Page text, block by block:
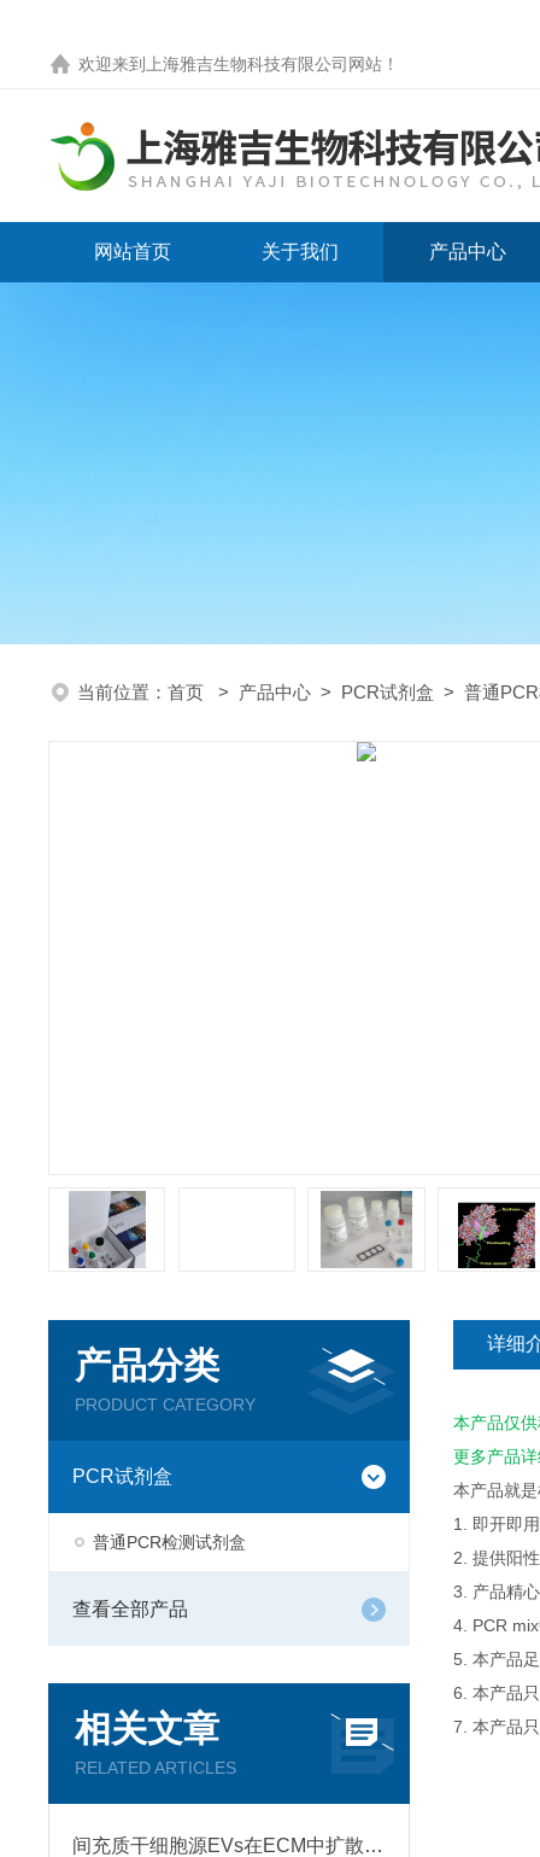
欢迎来到 上海雅吉生物科技有限公司网站 ！
网站首页 关于我们 产品中心
当前位置： 首页 > 产品中心 > PCR试剂盒 > 普通
产品分类
PRODUCT CATEGORY
PCR试剂盒
普通PCR检测试剂盒
查看全部产品
相关文章
RELATED ARTICLES
间充质干细胞源EVs在ECM中扩散和运输过程
详细
本产品仅
更多产品
本产品就
1. 即开即
2. 提供阳
3. 产品精
4. PCR
5. 本产品
6. 本产品
7. 本产品